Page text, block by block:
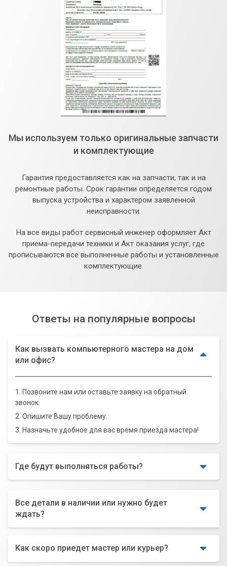
Мы используем только оригинальные запчасти
и комплектующие
Гарантия предоставляется как на запчасти, так и на
ремонтные работы. Срок гарантии определяется годом
выпуска устройства и характером заявленной
неисправности.
На все виды работ сервисный инженер оформляет Акт
приема-передачи техники и Акт оказания услуг, где
прописываются все выполненные работы и установленные
комплектующие.
Ответы на популярные вопросы
Как вызвать компьютерного мастера на дом
или офис?
1. Позвоните нам или оставьте заявку на обратный
звонок.
2. Опишите Вашу проблему.
3. Назначьте удобное для вас время приезда мастера!
Где будут выполняться работы?
Все детали в наличии или нужно будет
ждать?
Как скоро приедет мастер или курьер?